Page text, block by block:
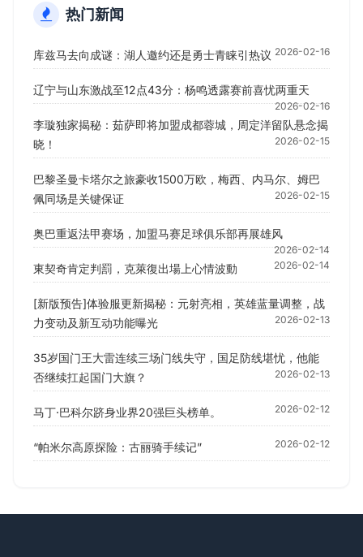
热门新闻
库兹马去向成谜：湖人邀约还是勇士青睐引热议 2026-02-16
辽宁与山东激战至12点43分：杨鸣透露赛前喜忧两重天
2026-02-16
李璇独家揭秘：茹萨即将加盟成都蓉城，周定洋留队悬念揭
晓！
2026-02-15
巴黎圣曼卡塔尔之旅豪收1500万欧，梅西、内马尔、姆巴
佩同场是关键保证
2026-02-15
奥巴重返法甲赛场，加盟马赛足球俱乐部再展雄风
2026-02-14
東契奇肯定判罰，克萊復出場上心情波動 2026-02-14
[新版预告]体验服更新揭秘：元射亮相，英雄蓝量调整，战
力变动及新互动功能曝光
2026-02-13
35岁国门王大雷连续三场门线失守，国足防线堪忧，他能
否继续扛起国门大旗？
2026-02-13
马丁·巴科尔跻身业界20强巨头榜单。 2026-02-12
“帕米尔高原探险：古丽骑手续记” 2026-02-12